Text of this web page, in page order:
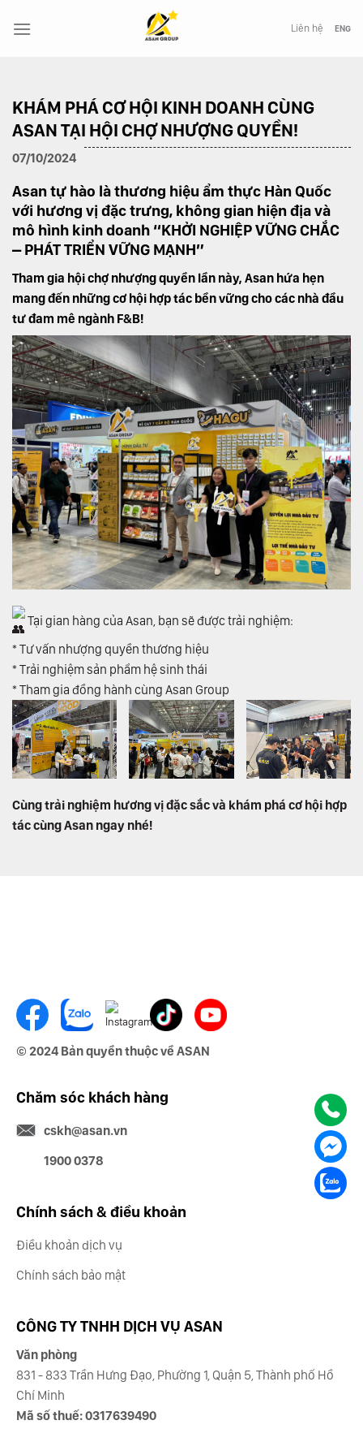
đến
Liên hệ ENG
KHÁM PHÁ CƠ HỘI KINH DOANH CÙNG
ASAN TẠI HỘI CHỢ NHƯỢNG QUYỀN!
07/10/2024
Asan tự hào là thương hiệu ẩm thực Hàn Quốc
với hương vị đặc trưng, không gian hiện địa và
mô hình kinh doanh “KHỞI NGHIỆP VỮNG CHẮC
– PHÁT TRIỂN VỮNG MẠNH”
Tham gia hội chợ nhượng quyền lần này, Asan hứa hẹn
mang đến những cơ hội hợp tác bền vững cho các nhà đầu
tư đam mê ngành F&B!
Tại gian hàng của Asan, bạn sẽ được trải nghiệm:
* Tư vấn nhượng quyền thương hiệu
* Trải nghiệm sản phẩm hệ sinh thái
* Tham gia đồng hành cùng Asan Group
Cùng trải nghiệm hương vị đặc sắc và khám phá cơ hội hợp
tác cùngAsan ngay nhé!
© 2024 Bản quyền thuộc về ASAN
Chăm sóc khách hàng
cskh@asan.vn
1900 0378
Chính sách & điều khoản
Điều khoản dịch vụ
Chính sách bảo mật
CÔNG TY TNHH DỊCH VỤ ASAN
Văn phòng
831 - 833 Trần Hưng Đạo, Phường 1, Quận 5, Thành phố Hồ
Chí Minh
Mã số thuế: 0317639490